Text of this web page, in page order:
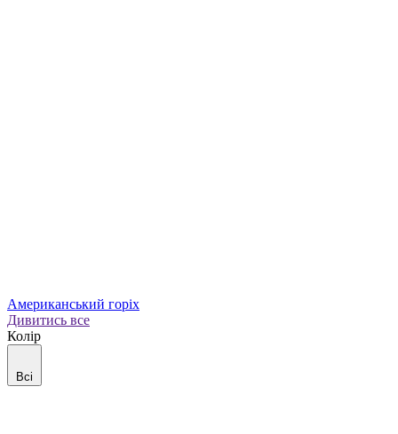
Американський горіх
Дивитись все
Колір
Всі